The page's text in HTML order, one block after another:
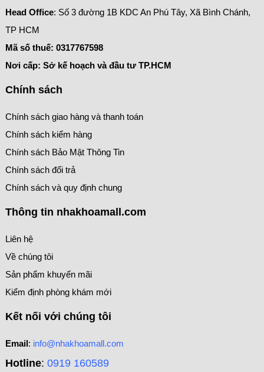
Head Office: Số 3 đường 1B KDC An Phú Tây, Xã Bình Chánh,
TP HCM
Mã số thuế: 0317767598
Nơi cấp: Sở kế hoạch và đầu tư TP.HCM
Chính sách
Chính sách giao hàng và thanh toán
Chính sách kiểm hàng
Chính sách Bảo Mật Thông Tin
Chính sách đổi trả
Chính sách và quy định chung
Thông tin nhakhoamall.com
Liên hệ
Về chúng tôi
Sản phẩm khuyến mãi
Kiểm định phòng khám mới
Kết nối với chúng tôi
Email: info@nhakhoamall.com
Hotline: 0919 160589